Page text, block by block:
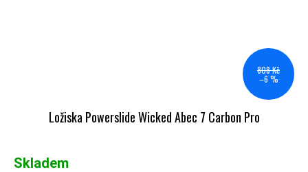
808 Kč
–6 %
Ložiska Powerslide Wicked Abec 7 Carbon Pro
Skladem